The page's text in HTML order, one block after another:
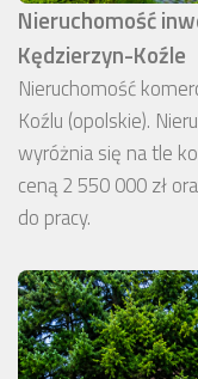
Nieruchomość
Kędzierzyn-Koźle
Nieruchomość
Koźlu (opolskie).
wyróżnia się na tle
ceną 2 550 000 zł
do pracy.